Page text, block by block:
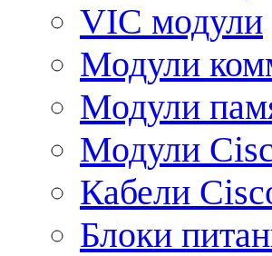
VIC модули
Модули
Модули
Модули
Кабели
Блоки